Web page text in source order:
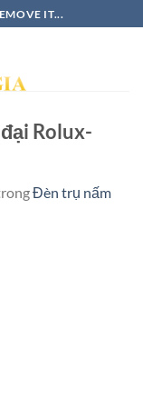
IT...
Rolux-
Đèn trụ nấm